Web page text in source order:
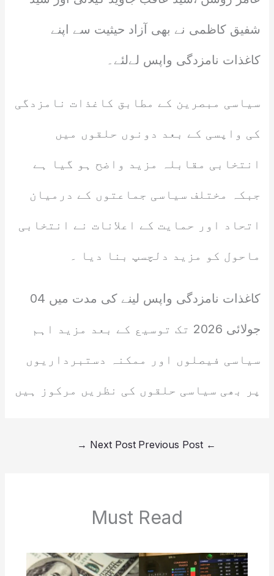
شفیق کاظمی نے بھی آزاد حیثیت سے اپنے
کاغذات نامزدگی واپس لےلئے۔
سیاسی مبصرین کے مطابق کاغذات نامزدگی
کی واپسی کے بعد دونوں حلقوں میں
انتخابی مقابلہ مزید واضح ہو گیا ہے
جبکہ مختلف سیاسی جماعتوں کے درمیان
اتحاد اور حمایت کے اعلانات نے انتخابی
ماحول کو مزید دلچسپ بنا دیا ۔
کاغذات نامزدگی واپس لینے کی مدت میں 04
جولائی 2026 تک توسیع کے بعد مزید اہم
سیاسی فیصلوں اور ممکنہ دستبرداریوں
پر بھی سیاسی حلقوں کی نظریں مرکوز ہیں
←
Next Post
→
Must Read